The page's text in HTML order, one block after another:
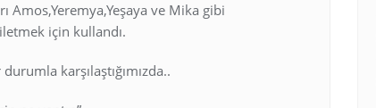
Amos,Yeremya,Yeşaya ve Mika gibi
için kullandı.
karşılaştığımızda..